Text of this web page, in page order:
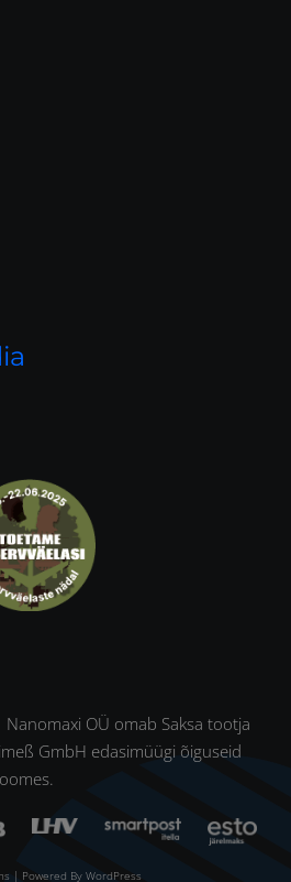
OÜ omab Saksa tootja
GmbH edasimüügi õiguseid
| Powered By WordPress